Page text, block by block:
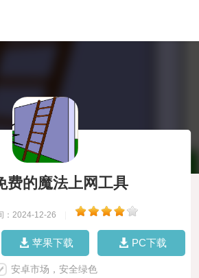
费的魔法上网工具
：2024-12-26
苹果下载 PC下载
安卓市场，安全绿色